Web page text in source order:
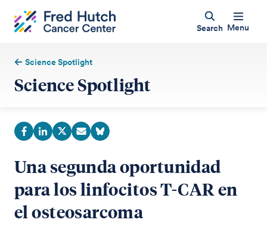
Search Menu
Science Spotlight
Science Spotlight
Una segunda oportunidad
para los linfocitos T-CAR en
el osteosarcoma